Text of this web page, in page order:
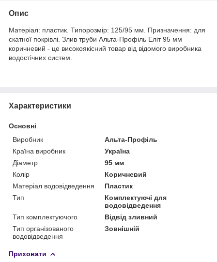
Опис
Матеріал: пластик. Типорозмір: 125/95 мм. Призначення: для
скатної покрівлі. Злив труби Альта-Профіль Еліт 95 мм
коричневий - це високоякісний товар від відомого виробника
водостічних систем.
Характеристики
Основні
Виробник
Альта-Профіль
Країна виробник
Україна
Діаметр
95 мм
Колір
Коричневий
Матеріал водовідведення
Пластик
Тип
Комплектуючі для
водовідведення
Тип комплектуючого
Відвід зливний
Тип організованого
водовідведення
Зовнішній
Приховати